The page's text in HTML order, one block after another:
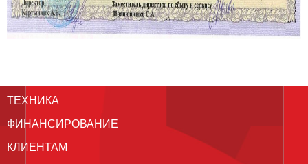
ТЕХНИКА
ФИНАНСИРОВАНИЕ
КЛИЕНТАМ